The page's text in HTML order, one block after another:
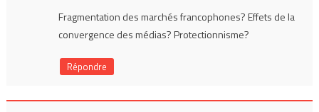
Fragmentation des marchés francophones? Effets de la
convergence des médias? Protectionnisme?
Répondre